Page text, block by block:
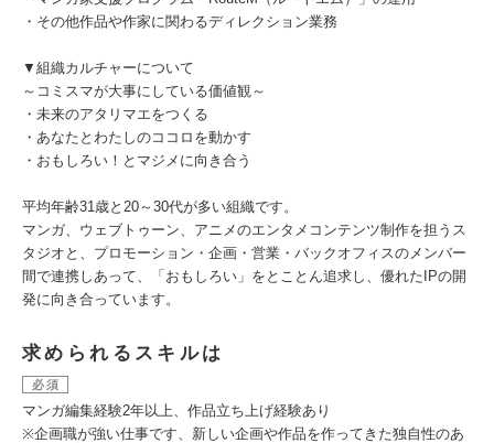
・その他作品や作家に関わるディレクション業務
▼組織カルチャーについて
～コミスマが大事にしている価値観～
・未来のアタリマエをつくる
・あなたとわたしのココロを動かす
・おもしろい！とマジメに向き合う
平均年齢31歳と20～30代が多い組織です。
マンガ、ウェブトゥーン、アニメのエンタメコンテンツ制作を担うス
タジオと、プロモーション・企画・営業・バックオフィスのメンバー
間で連携しあって、「おもしろい」をとことん追求し、優れたIPの開
発に向き合っています。
求められるスキルは
必須
マンガ編集経験2年以上、作品立ち上げ経験あり
※企画職が強い仕事です、新しい企画や作品を作ってきた独自性のあ